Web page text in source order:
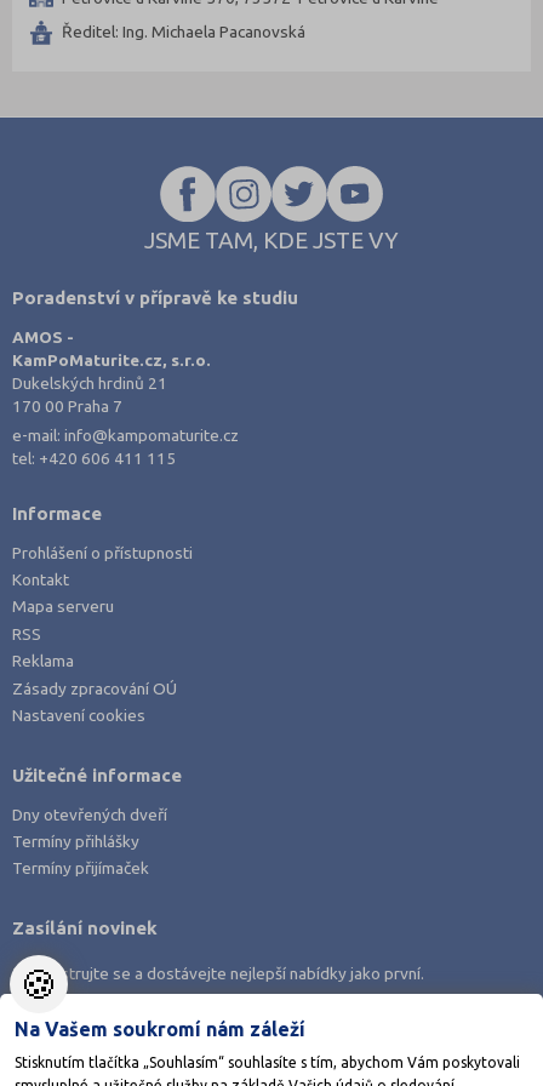
Jablonec nad Nisou (2)
Jihlava (5)
Kolín (2)
Kroměříž (4)
Kutná Hora (2)
Liberec (2)
Litoměřice (3)
Most (1)
Nový Jičín (1)
Nymburk (1)
Olomouc (5)
Opava (1)
Pelhřimov (1)
Písek (4)
Praha hlavní město (36)
Praha-východ (1)
Prachatice (1)
Prostějov (1)
Ředitel: Ing. Michaela Pacanovská
JSME TAM, KDE JSTE VY
Poradenství v přípravě ke studiu
AMOS -
KamPoMaturite.cz, s.r.o.
Dukelských hrdinů 21
170 00 Praha 7
e-mail:info@kampomaturite.cz
tel: +420 606 411 115
Informace
Prohlášení o přístupnosti
Kontakt
Mapa serveru
RSS
Reklama
Zásady zpracování OÚ
Nastavení cookies
Užitečné informace
Dny otevřených dveří
Termíny přihlášky
Termíny přijímaček
Zasílání novinek
Zaregistrujte se a dostávejte nejlepší nabídky jako první.
🍪
Na Vašem soukromí nám záleží
Stisknutím tlačítka „Souhlasím“ souhlasíte s tím, abychom Vám poskytovali